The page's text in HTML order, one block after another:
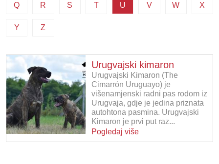
Q R S T U V W X
Y Z
Urugvajski kimaron
Urugvajski Kimaron (The
Cimarrón Uruguayo) je
višenamjenski radni pas rodom iz
Urugvaja, gdje je jedina priznata
autohtona pasmina. Urugvajski
Kimaron je prvi put raz...
Pogledaj više